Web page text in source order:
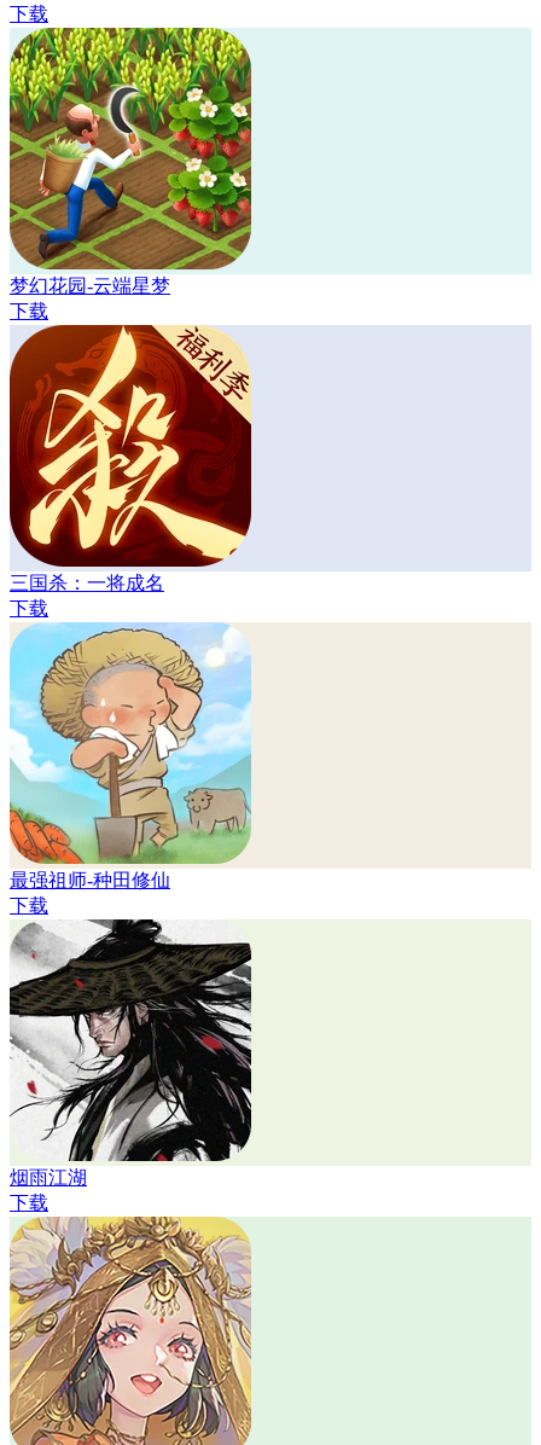
下载
梦幻花园-云端星梦
下载
三国杀：一将成名
下载
最强祖师-种田修仙
下载
烟雨江湖
下载